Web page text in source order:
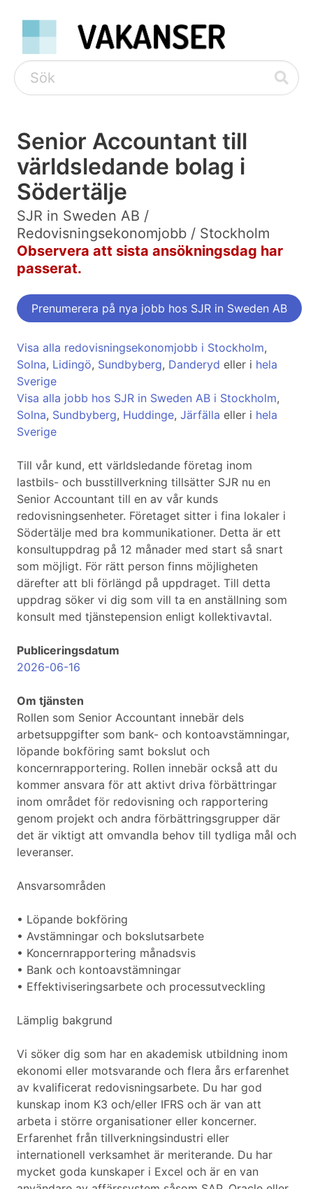
Senior Accountant till
världsledande bolag i
Södertälje
SJR in Sweden AB /
Redovisningsekonomjobb / Stockholm
Observera att sista ansökningsdag har
passerat.
Prenumerera på nya jobb hos SJR in Sweden AB
Visa alla redovisningsekonomjobb i Stockholm,
Solna, Lidingö, Sundbyberg, Danderyd eller i hela
Sverige
Visa alla jobb hos SJR in Sweden AB i Stockholm,
Solna, Sundbyberg, Huddinge, Järfälla eller i hela
Sverige
Till vår kund, ett världsledande företag inom
lastbils- och busstillverkning tillsätter SJR nu en
Senior Accountant till en av vår kunds
redovisningsenheter. Företaget sitter i fina lokaler i
Södertälje med bra kommunikationer. Detta är ett
konsultuppdrag på 12 månader med start så snart
som möjligt. För rätt person finns möjligheten
därefter att bli förlängd på uppdraget. Till detta
uppdrag söker vi dig som vill ta en anställning som
konsult med tjänstepension enligt kollektivavtal.
Publiceringsdatum
2026-06-16
Om tjänsten
Rollen som Senior Accountant innebär dels
arbetsuppgifter som bank- och kontoavstämningar,
löpande bokföring samt bokslut och
koncernrapportering. Rollen innebär också att du
kommer ansvara för att aktivt driva förbättringar
inom området för redovisning och rapportering
genom projekt och andra förbättringsgrupper där
det är viktigt att omvandla behov till tydliga mål och
leveranser.
Ansvarsområden
• Löpande bokföring
• Avstämningar och bokslutsarbete
• Koncernrapportering månadsvis
• Bank och kontoavstämningar
• Effektiviseringsarbete och processutveckling
Lämplig bakgrund
Vi söker dig som har en akademisk utbildning inom
ekonomi eller motsvarande och flera års erfarenhet
av kvalificerat redovisningsarbete. Du har god
kunskap inom K3 och/eller IFRS och är van att
arbeta i större organisationer eller koncerner.
Erfarenhet från tillverkningsindustri eller
internationell verksamhet är meriterande. Du har
mycket goda kunskaper i Excel och är en van